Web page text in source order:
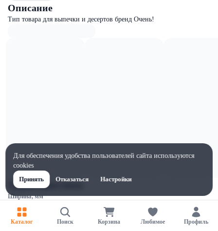
Описание
Тип товара для выпечки и десертов бренд Очень!
Характеристики
Ширина, мм
Высота, мм
Каталог Поиск Корзина Любимое Профиль
Для обеспечения удобства пользователей сайта используются
cookies
Принять
Отказаться Настройки